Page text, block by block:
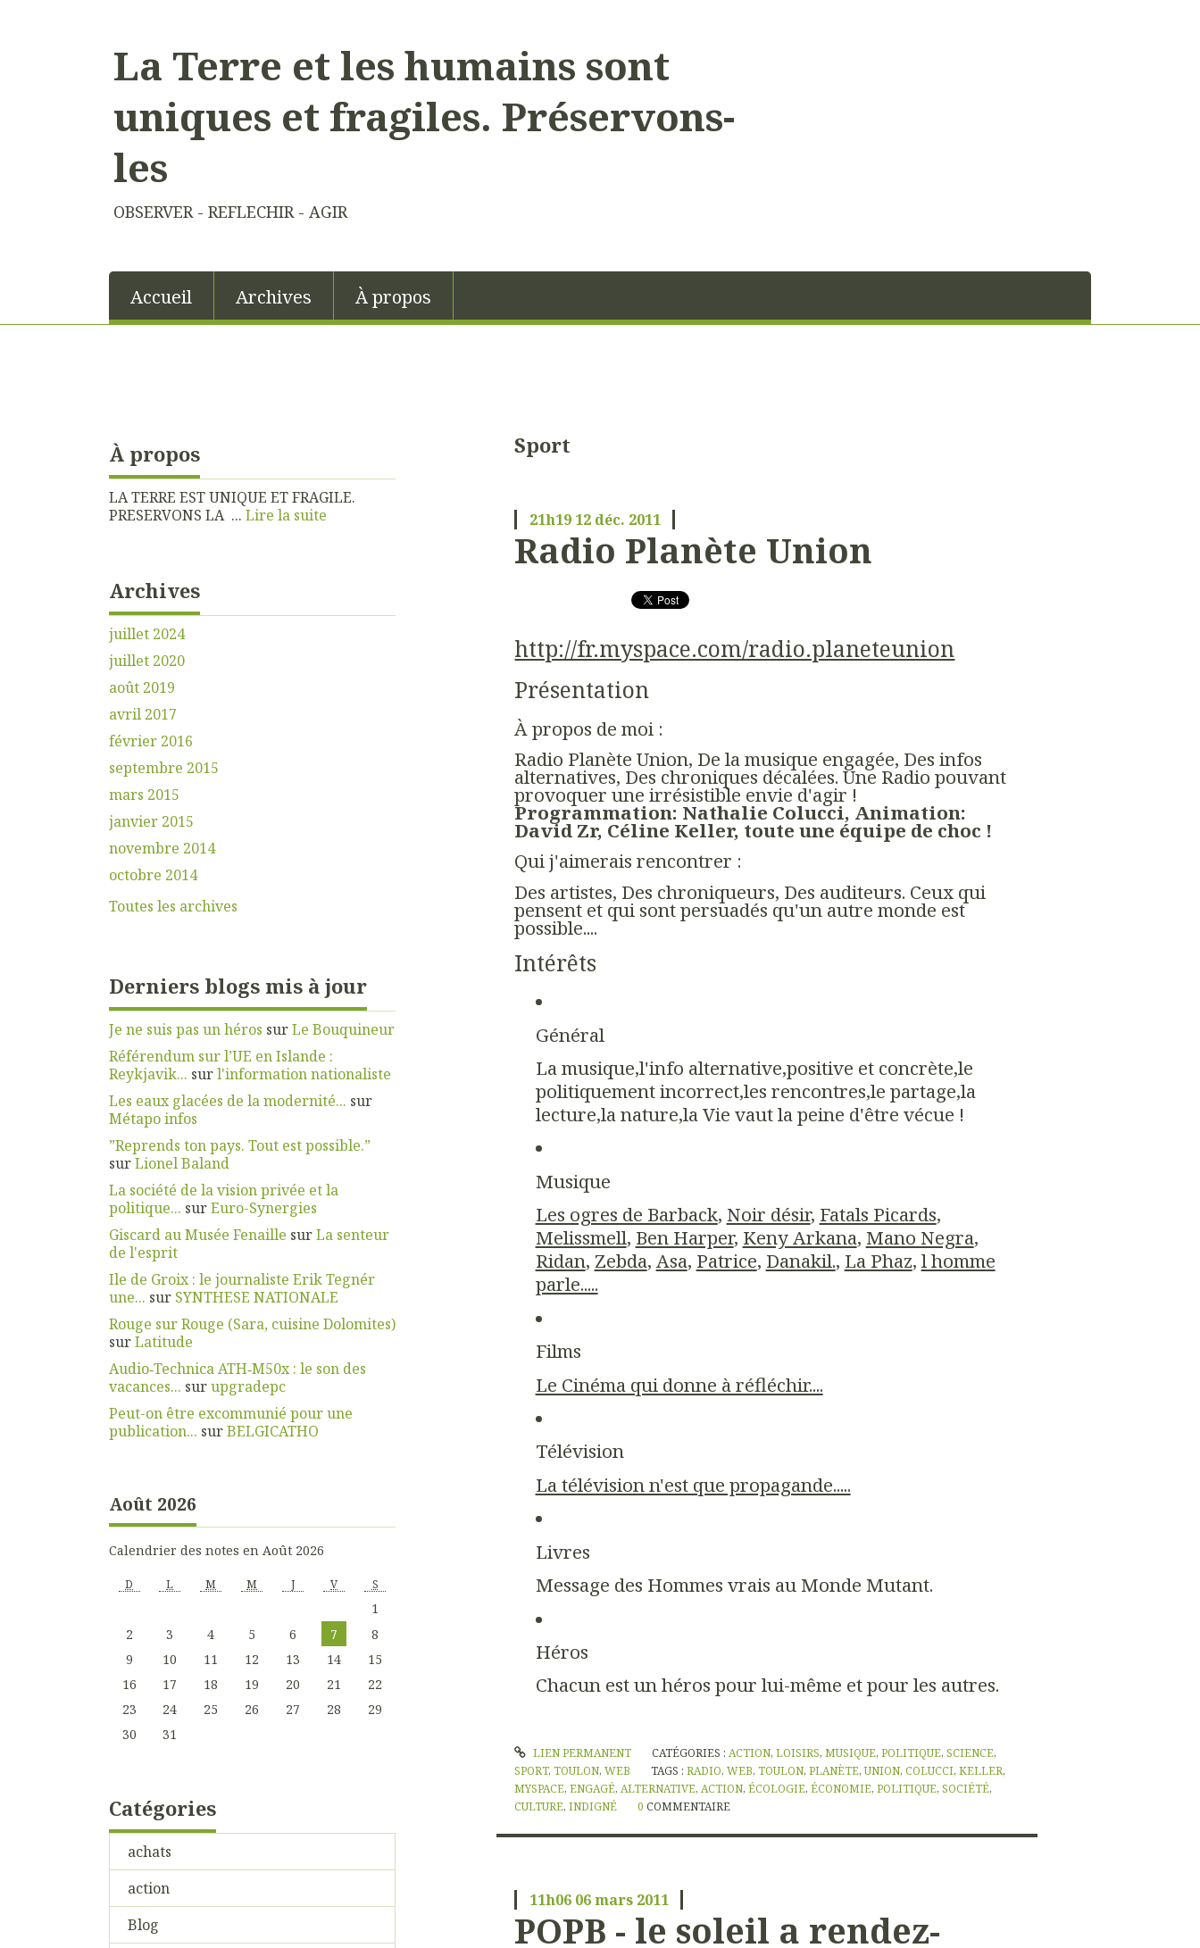
La Terre et les humains sont
uniques et fragiles. Préservons-
les
OBSERVER - REFLECHIR - AGIR
Accueil Archives À propos
À propos
LA TERRE EST UNIQUE ET FRAGILE.
PRESERVONS LA ... Lire la suite
Archives
juillet 2024
juillet 2020
août 2019
avril 2017
février 2016
septembre 2015
mars 2015
janvier 2015
novembre 2014
octobre 2014
Toutes les archives
Derniers blogs mis à jour
Je ne suis pas un héros surLe Bouquineur
Référendum sur l’UE en Islande :
Reykjavik... surl'information nationaliste
Les eaux glacées de la modernité... sur
Métapo infos
”Reprends ton pays. Tout est possible.”
surLionel Baland
La société de la vision privée et la
politique... surEuro-Synergies
Giscard au Musée Fenaille surLa senteur
de l'esprit
Ile de Groix : le journaliste Erik Tegnér
une... sur SYNTHESE NATIONALE
Rouge sur Rouge (Sara, cuisine Dolomites)
surLatitude
Audio‑Technica ATH‑M50x : le son des
vacances... surupgradepc
Peut-on être excommunié pour une
publication... surBELGICATHO
Août 2026
Calendrier des notes en Août 2026
D L M M J V S
1
2
3 4 5 6 7
8
9
10 11 12 13 14
15
16
17 18 19 20 21
22
23
24 25 26 27 28
29
30
31
Catégories
achats
action
Blog
Sport
21h19 12 déc. 2011
Radio Planète Union
http://fr.myspace.com/radio.planeteunion
Présentation
À propos de moi :
Radio Planète Union, De la musique engagée, Des infos
alternatives, Des chroniques décalées. Une Radio pouvant
provoquer une irrésistible envie d'agir !
Programmation: Nathalie Colucci, Animation:
David Zr, Céline Keller, toute une équipe de choc !
Qui j'aimerais rencontrer :
Des artistes, Des chroniqueurs, Des auditeurs. Ceux qui
pensent et qui sont persuadés qu'un autre monde est
possible....
Intérêts
Général
La musique,l'info alternative,positive et concrète,le
politiquement incorrect,les rencontres,le partage,la
lecture,la nature,la Vie vaut la peine d'être vécue !
Musique
Les ogres de Barback, Noir désir, Fatals Picards,
Melissmell, Ben Harper, Keny Arkana, Mano Negra,
Ridan, Zebda, Asa, Patrice, Danakil., La Phaz, l homme
parle.....
Films
Le Cinéma qui donne à réfléchir....
Télévision
La télévision n'est que propagande.....
Livres
Message des Hommes vrais au Monde Mutant.
Héros
Chacun est un héros pour lui-même et pour les autres.
LIEN PERMANENT CATÉGORIES : ACTION, LOISIRS, MUSIQUE, POLITIQUE, SCIENCE,
SPORT,TOULON,WEB TAGS :RADIO,WEB,TOULON,PLANÈTE,UNION,COLUCCI,KELLER,
MYSPACE,ENGAGÉ,ALTERNATIVE,ACTION,ÉCOLOGIE,ÉCONOMIE,POLITIQUE,SOCIÉTÉ,
CULTURE,INDIGNÉ 0 COMMENTAIRE
11h06 06mars 2011
POPB - le soleil a rendez-